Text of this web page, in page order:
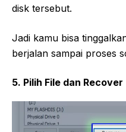
disk tersebut.
Jadi kamu bisa
berjalan sampai proses
5. Pilih File dan Recover